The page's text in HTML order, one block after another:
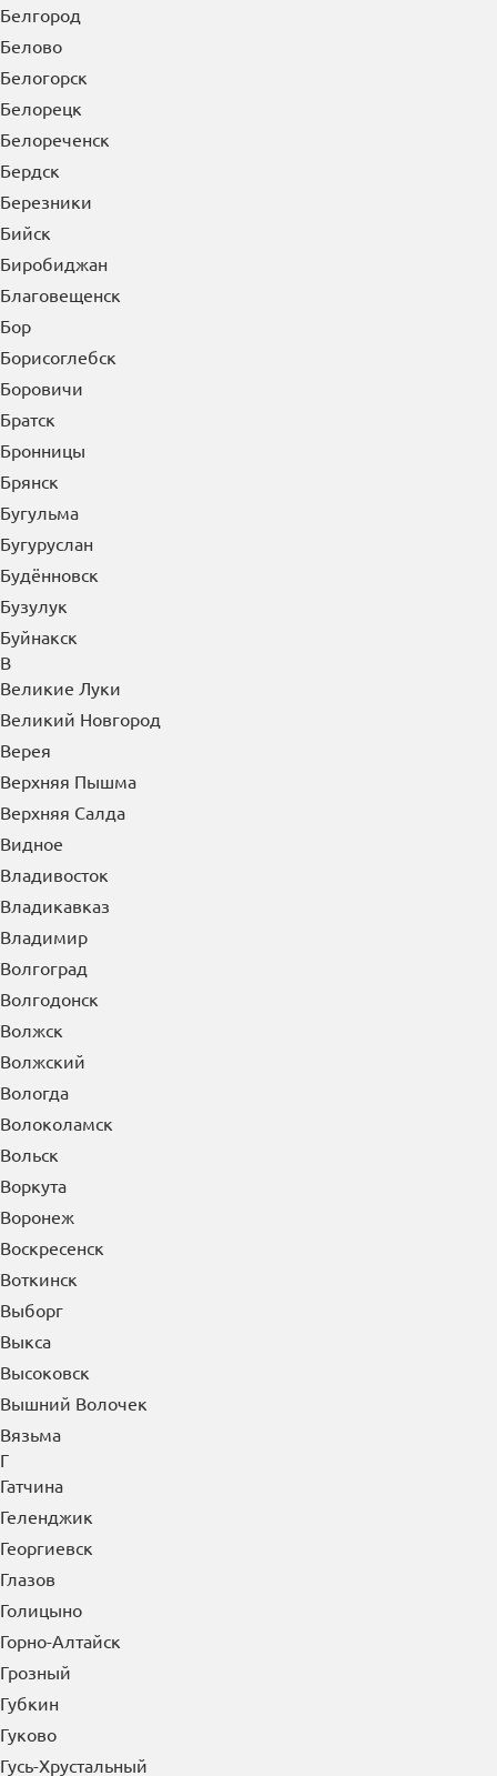
Белгород
Белово
Белогорск
Белорецк
Белореченск
Бердск
Березники
Бийск
Биробиджан
Благовещенск
Бор
Борисоглебск
Боровичи
Братск
Бронницы
Брянск
Бугульма
Бугуруслан
Будённовск
Бузулук
Буйнакск
В
Великие Луки
Великий Новгород
Верея
Верхняя Пышма
Верхняя Салда
Видное
Владивосток
Владикавказ
Владимир
Волгоград
Волгодонск
Волжск
Волжский
Вологда
Волоколамск
Вольск
Воркута
Воронеж
Воскресенск
Воткинск
Выборг
Выкса
Высоковск
Вышний Волочек
Вязьма
Г
Гатчина
Геленджик
Георгиевск
Глазов
Голицыно
Горно-Алтайск
Грозный
Губкин
Гуково
Гусь-Хрустальный